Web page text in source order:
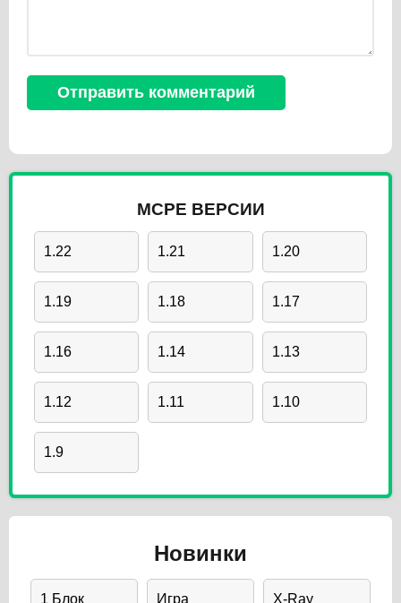
MCPE ВЕРСИИ
1.22 1.21 1.20
1.19 1.18 1.17
1.16 1.14 1.13
1.12 1.11 1.10
1.9
Новинки
1 Блок Игра X-Ray